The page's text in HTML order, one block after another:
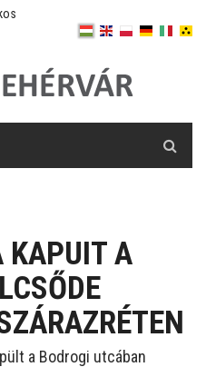
KAPUIT A
a Bodrogi utcában